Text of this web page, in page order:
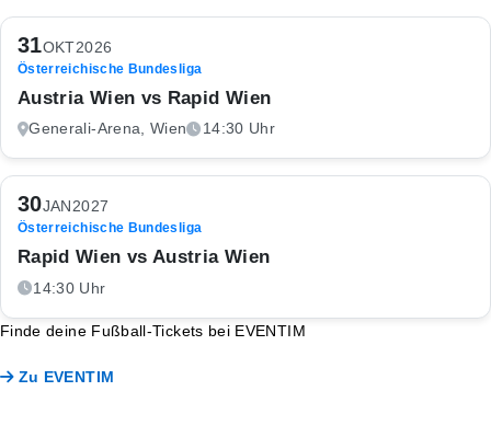
31OKT2026
Österreichische Bundesliga
Austria Wien vs Rapid Wien
Generali-Arena, Wien 14:30 Uhr
30JAN 2027
Österreichische Bundesliga
Rapid Wien vs Austria Wien
14:30 Uhr
Finde deine Fußball-Tickets bei EVENTIM
Zu EVENTIM